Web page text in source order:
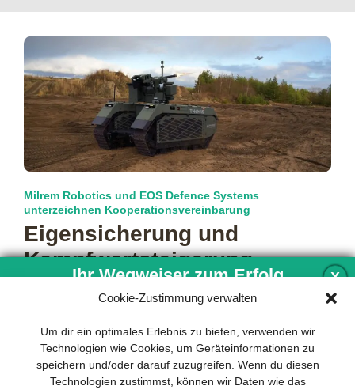
Cookie-Zustimmung verwalten
Um dir ein optimales Erlebnis zu bieten, verwenden wir
Technologien wie Cookies, um Geräteinformationen zu
speichern und/oder darauf zuzugreifen. Wenn du diesen
Technologien zustimmst, können wir Daten wie das
Milrem Robotics und EOS Defence Systems
unterzeichnen Kooperationsvereinbarung
Eigensicherung und
Kampfwert­steigerung
militärischer Einsatzkonzepte. Neben der Verbesserung von
(Intelligence, Reconnaissance,mehr…
X
Ihr Wegweiser zum Erfolg
nachhaltigen Geschäftsmodells sind für
jedes Unternehmen unverzichtbar. Das
Business Model Canvas hilft, sich dabei
auf das Wesentliche zu konzentrieren